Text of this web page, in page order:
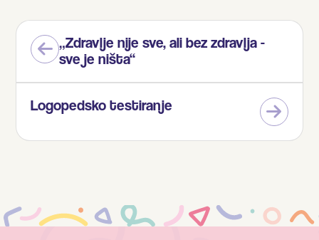
„Zdravlje nije sve, ali bez zdravlja -
sve je ništa“
Logopedsko testiranje